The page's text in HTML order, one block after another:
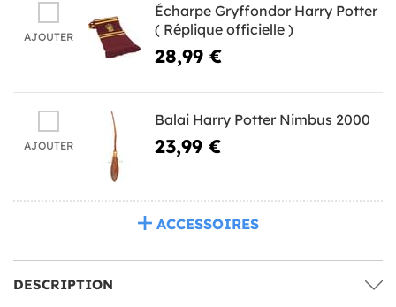
AJOUTER
Écharpe Gryffondor Harry Potter
( Réplique officielle )
28,99 €
AJOUTER
Balai Harry Potter Nimbus 2000
23,99 €
ACCESSOIRES
DESCRIPTION